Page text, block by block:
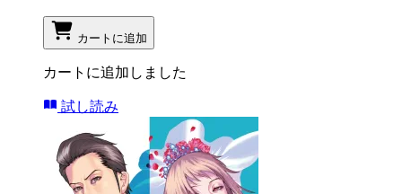
カートに追加
カートに追加しました
試し読み